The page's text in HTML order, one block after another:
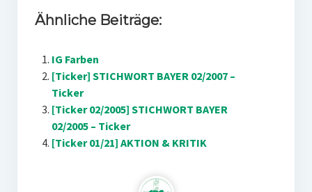
Ähnliche Beiträge:
IG Farben
[Ticker] STICHWORT BAYER 02/2007 –
Ticker
[Ticker 02/2005] STICHWORT BAYER
02/2005 – Ticker
[Ticker 01/21] AKTION & KRITIK